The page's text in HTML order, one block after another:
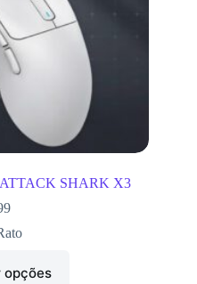
ATTACK SHARK X3
opções